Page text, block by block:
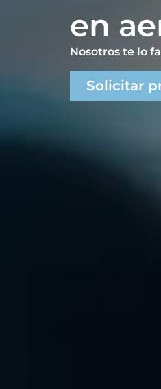
en
Nosotros te lo
Solicitar